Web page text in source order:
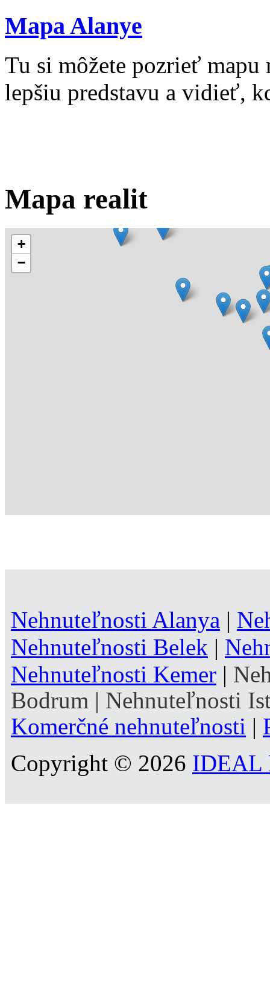
Mapa Alanye
Tu si môžete pozrieť
lepšiu predstavu a vidieť,
Mapa realit
+
−
Nehnuteľnosti Alanya |
Nehnuteľnosti Belek |
Nehnuteľnosti Kemer |
Bodrum | Nehnuteľnosti
Komerčné nehnuteľnosti |
Copyright © 2026 IDEAL